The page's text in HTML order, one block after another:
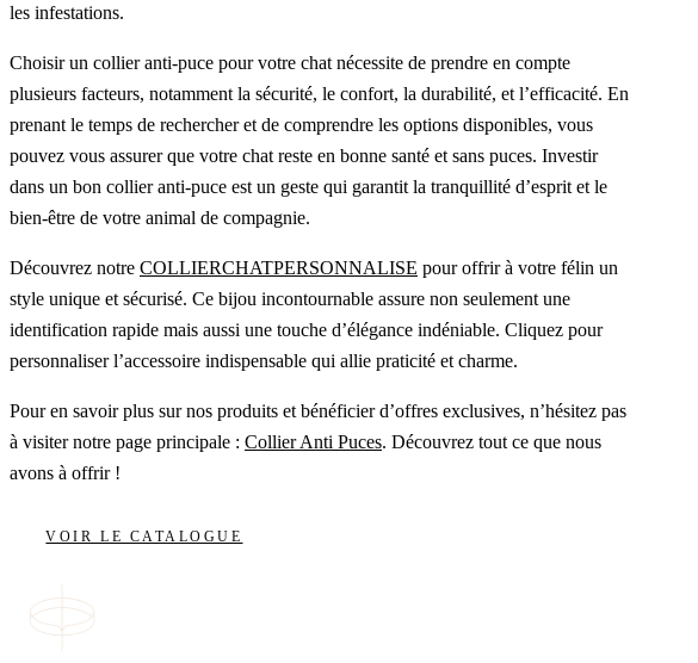
les infestations.
Choisir un collier anti-puce pour votre chat nécessite de prendre en compte
plusieurs facteurs, notamment la sécurité, le confort, la durabilité, et l’efficacité. En
prenant le temps de rechercher et de comprendre les options disponibles, vous
pouvez vous assurer que votre chat reste en bonne santé et sans puces. Investir
dans un bon collier anti-puce est un geste qui garantit la tranquillité d’esprit et le
bien-être de votre animal de compagnie.
Découvrez notre COLLIERCHATPERSONNALISE pour offrir à votre félin un
style unique et sécurisé. Ce bijou incontournable assure non seulement une
identification rapide mais aussi une touche d’élégance indéniable. Cliquez pour
personnaliser l’accessoire indispensable qui allie praticité et charme.
Pour en savoir plus sur nos produits et bénéficier d’offres exclusives, n’hésitez pas
à visiter notre page principale : Collier Anti Puces. Découvrez tout ce que nous
avons à offrir !
VOIR LE CATALOGUE